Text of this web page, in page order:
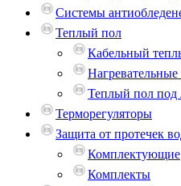
Системы
Теплый пол
Кабельный
Теплый пол под
Терморегуляторы
Защита от протечек
Комплектующие
Комплекты